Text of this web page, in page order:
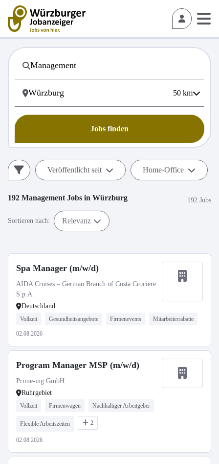
50 km
Jobs finden
Veröffentlicht seit Home-Office
192 Management Jobs in Würzburg 192 Jobs
Sortieren nach: Relevanz
Spa Manager (m/w/d)
AIDA Cruises – German Branch of Costa Crociere
S.p.A.
Deutschland
Vollzeit Gesundheitsangebote Firmenevents Mitarbeiterrabatte
02.08.2026
Program Manager MSP (m/w/d)
Prime-ing GmbH
Ruhrgebiet
Vollzeit Firmenwagen Nachhaltiger Arbeitgeber
Flexible Arbeitszeiten 2
02.08.2026